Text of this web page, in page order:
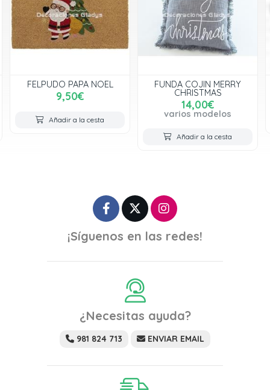
FELPUDO PAPA NOEL
9,50€
Añadir a la cesta
FUNDA COJIN MERRY
CHRISTMAS
14,00€
varios modelos
Añadir a la cesta
¡Síguenos en las redes!
¿Necesitas ayuda?
981 824 713 ENVIAR EMAIL